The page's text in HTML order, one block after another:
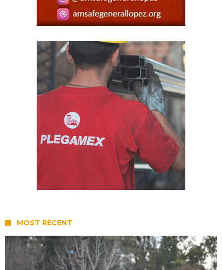
MOST RECENT